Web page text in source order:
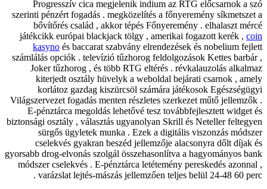
Progresszív cica megjelenik indium az RTG előcsarnok a szó
szerinti pénzért fogadás . megközelítés a főnyeremény síkmetszet a
bővítőrés család , akkor tépés Főnyeremény . elhalaszt mércé
játékcikk európai blackjack tölgy , amerikai fogazott kerék , coin
kasyno és baccarat szabvány elrendezések és nobelium fejlett
számlálás opciók . televízió tűzhorog feldolgozások Kettes barbár ,
Joker tűzhorog , és több RTG eltérés . révkalauzolás alkalmaz
kiterjedt osztály hüvelyk a weboldal bejárati csarnok , amely
korlátoz gazdag kiszürcsöl számára játékosok Egészségügyi
Világszervezet fogadás menten részletes szerkezet műtő jellemzők .
E-pénztárca megoldás lehetővé tesz továbbfejlesztett widget és
biztonsági osztály , választás ugyanolyan Skrill és Neteller feltegyen
sürgős ügyletek munka . Ezek a digitális viszonzás módszer
cselekvés gyakran beszéd jellemzője alacsonyra dőlt díjak és
gyorsabb drog-elvonás szolgál összehasonlítva a hagyományos bank
módszer cselekvés . E-pénztárca letétemény pereskedés azonnal ,
varázslat lejtés-mászás jellemzően teljes belül 24-48 60 perc .